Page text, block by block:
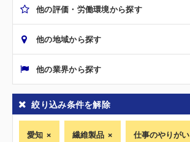
他の評価・労働環境から探す
他の地域から探す
他の業界から探す
絞り込み条件を解除
愛知 繊維製品 仕事のやりがい